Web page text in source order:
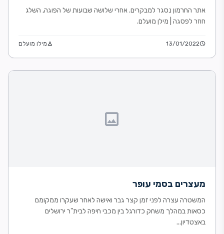
אתר החרמון נסגר למבקרים. אחרי שלושה שבועות של הפוגה, השלג
חוזר לפסגה | מילן מועלם.
schedule
13/01/2022
personמילן מועלם
image
מעצרים בסמי עופר
המשטרה עצרה לפני זמן קצר גבר ואישה לאחר שעקרו ממקומם
כסאות במהלך משחק כדורגל בין מכבי חיפה לבית"ר ירושלים
באצטדיון...